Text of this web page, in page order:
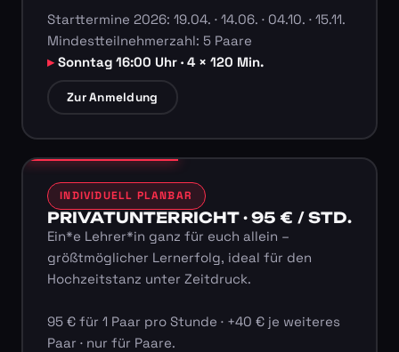
Starttermine 2026: 19.04. · 14.06. · 04.10. · 15.11.
Mindestteilnehmerzahl: 5 Paare
Sonntag 16:00 Uhr · 4 × 120 Min.
Zur Anmeldung
INDIVIDUELL PLANBAR
PRIVATUNTERRICHT · 95 € / STD.
Ein*e Lehrer*in ganz für euch allein –
größtmöglicher Lernerfolg, ideal für den
Hochzeitstanz unter Zeitdruck.
95 € für 1 Paar pro Stunde · +40 € je weiteres
Paar · nur für Paare.